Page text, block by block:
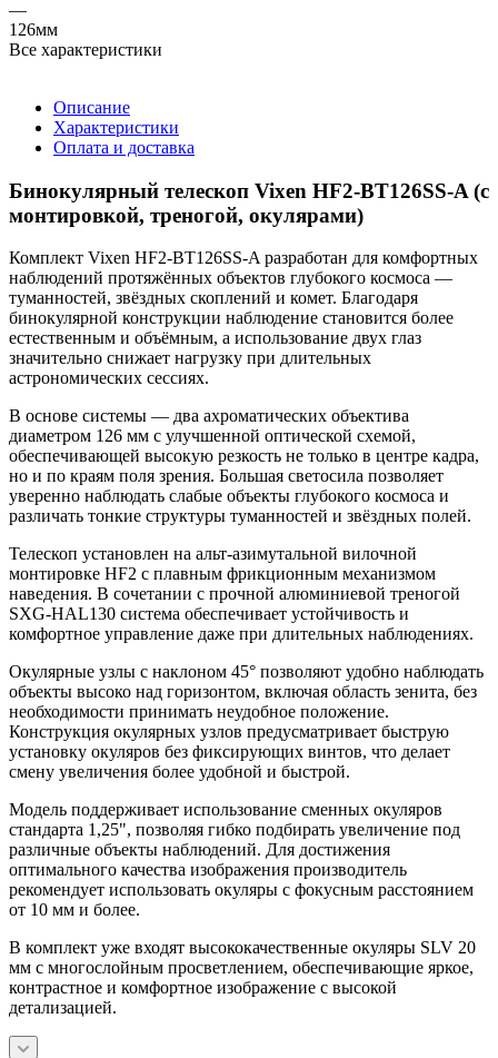
—
126мм
Все характеристики
Описание
Характеристики
Оплата и доставка
Бинокулярный телескоп Vixen HF2-BT126SS-A (с
монтировкой, треногой, окулярами)
Комплект Vixen HF2-BT126SS-A разработан для комфортных
наблюдений протяжённых объектов глубокого космоса —
туманностей, звёздных скоплений и комет. Благодаря
бинокулярной конструкции наблюдение становится более
естественным и объёмным, а использование двух глаз
значительно снижает нагрузку при длительных
астрономических сессиях.
В основе системы — два ахроматических объектива
диаметром 126 мм с улучшенной оптической схемой,
обеспечивающей высокую резкость не только в центре кадра,
но и по краям поля зрения. Большая светосила позволяет
уверенно наблюдать слабые объекты глубокого космоса и
различать тонкие структуры туманностей и звёздных полей.
Телескоп установлен на альт-азимутальной вилочной
монтировке HF2 с плавным фрикционным механизмом
наведения. В сочетании с прочной алюминиевой треногой
SXG-HAL130 система обеспечивает устойчивость и
комфортное управление даже при длительных наблюдениях.
Окулярные узлы с наклоном 45° позволяют удобно наблюдать
объекты высоко над горизонтом, включая область зенита, без
необходимости принимать неудобное положение.
Конструкция окулярных узлов предусматривает быструю
установку окуляров без фиксирующих винтов, что делает
смену увеличения более удобной и быстрой.
Модель поддерживает использование сменных окуляров
стандарта 1,25", позволяя гибко подбирать увеличение под
различные объекты наблюдений. Для достижения
оптимального качества изображения производитель
рекомендует использовать окуляры с фокусным расстоянием
от 10 мм и более.
В комплект уже входят высококачественные окуляры SLV 20
мм с многослойным просветлением, обеспечивающие яркое,
контрастное и комфортное изображение с высокой
детализацией.